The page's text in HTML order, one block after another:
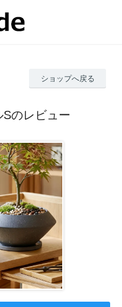
ショップへ戻る
のレビュー